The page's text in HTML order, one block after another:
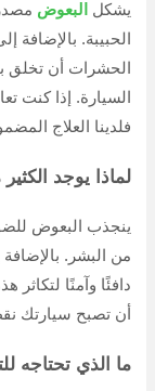
يشكل
البعوض
الحبيبة. بالإضافة
الحشرات أن تخلق
السيارة. إذا كنت
فلدينا العلاج
لماذا يوجد
ينجذب البعوض
من البشر.
دافئًا وآمنًا لتكاثر
أن تصبح سيارتك
ما الذي تحتاجه